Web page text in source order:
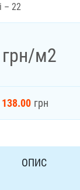
– 22
грн/м2
138.00 грн
ОПИС